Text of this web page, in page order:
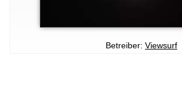
Betreiber: Viewsurf